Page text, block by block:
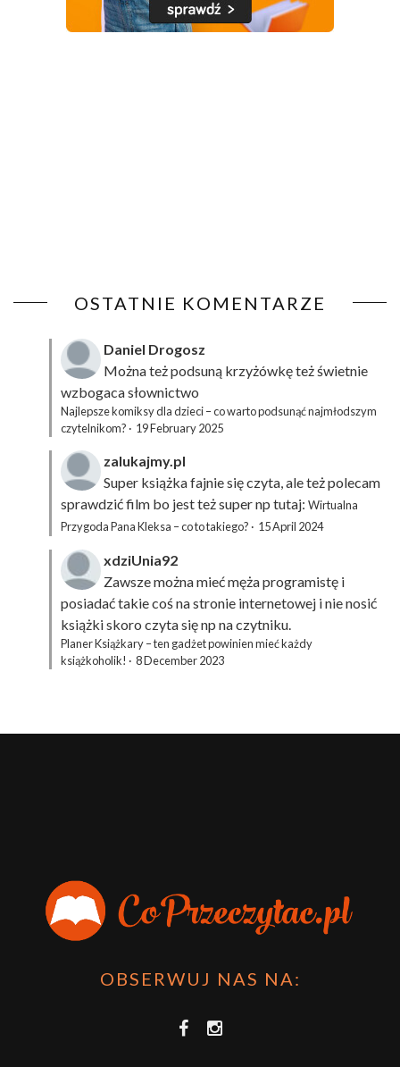
OSTATNIE KOMENTARZE
Daniel Drogosz
Można też podsuną krzyżówkęteż świetnie
wzbogaca słownictwo
Najlepsze komiksy dla dzieci – co warto podsunąć najmłodszym
czytelnikom? · 19 February 2025
zalukajmy.pl
Super książka fajnie się czyta, ale też polecam
sprawdzić film bo jest też super np tutaj: Wirtualna
Przygoda Pana Kleksa – co to takiego? · 15 April 2024
xdziUnia92
Zawsze można mieć męża programistę i
posiadać takie coś na stronie internetowej i nie nosić
książki skoro czyta się np na czytniku.
Planer Książkary – ten gadżet powinien mieć każdy
książkoholik! · 8 December 2023
OBSERWUJ NAS NA: